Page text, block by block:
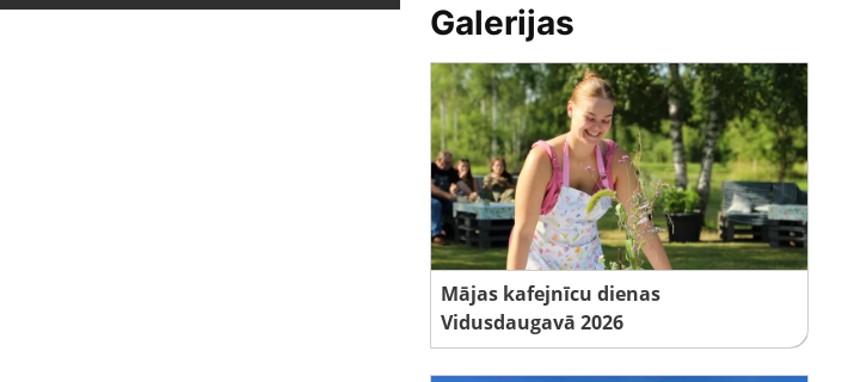
Galerijas
Mājas kafejnīcu dienas
Vidusdaugavā 2026